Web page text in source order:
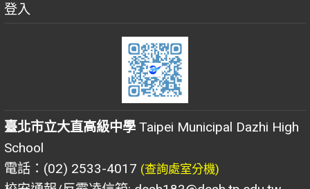
登入
臺北市立大直高級中學 Taipei Municipal Dazhi High
School
電話：(02) 2533-4017 (查詢處室分機)